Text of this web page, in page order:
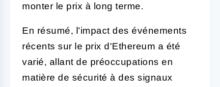
monter le prix à long terme.
En résumé, l'impact des événements
récents sur le prix d'Ethereum a été
varié, allant de préoccupations en
matière de sécurité à des signaux